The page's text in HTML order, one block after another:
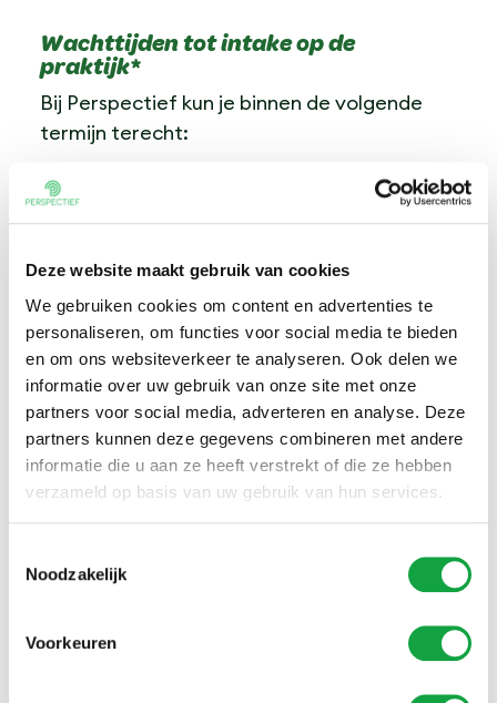
Deze website maakt gebruik van cookies
We gebruiken cookies om content en advertenties te
personaliseren, om functies voor social media te bieden
en om ons websiteverkeer te analyseren. Ook delen we
informatie over uw gebruik van onze site met onze
partners voor social media, adverteren en analyse. Deze
partners kunnen deze gegevens combineren met andere
informatie die u aan ze heeft verstrekt of die ze hebben
verzameld op basis van uw gebruik van hun services.
Noodzakelijk
Voorkeuren
Wachttijden tot intake op de
praktijk*
Bij Perspectief kun je binnen de volgende
termijn terecht:
Locatie Dordrecht
2 tot 6 maanden
Locatie Tilburg
8 maanden
*behandeling volgt direct op de intake
Datum van aanpassen: 22-07-2026
Doorverwijzingen
nauwkeurig mogelijk over de actuele
de treeknorm of je vindt de wachttijd te
lang, dan verwijzen we je naar de afdeling
zorgbemiddeling van de zorgverzekeraar.